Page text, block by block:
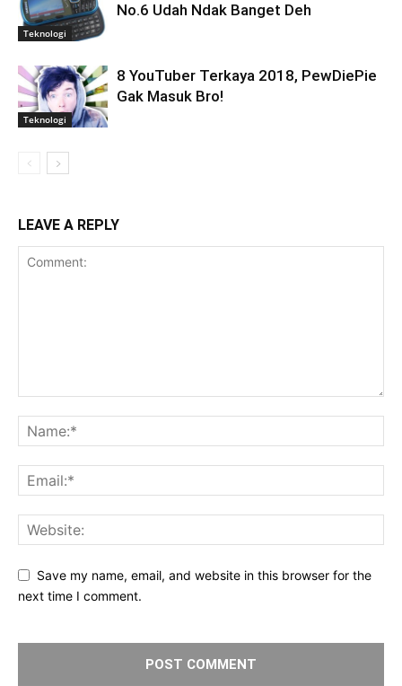
Teknologi
No.6 Udah Ndak Banget Deh
Teknologi
8 YouTuber Terkaya 2018, PewDiePie
Gak Masuk Bro!
LEAVE A REPLY
Save my name, email, and website in this browser for the
next time I comment.